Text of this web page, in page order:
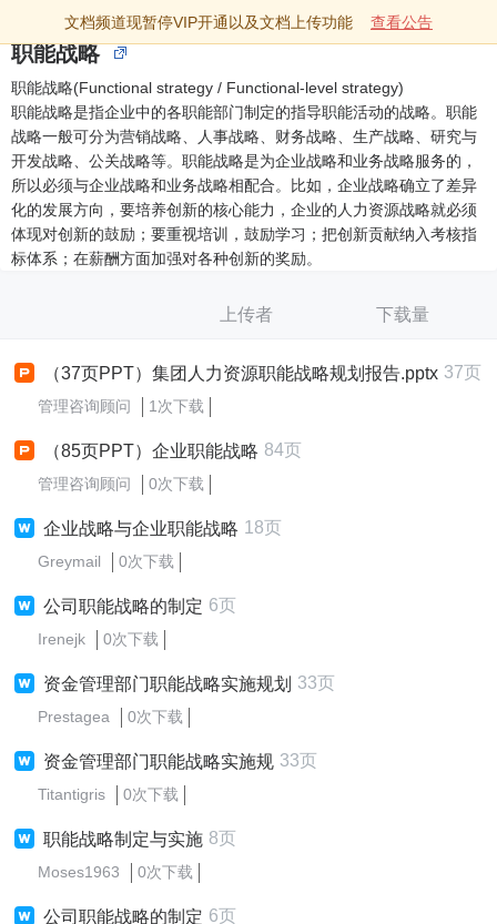
文档频道现暂停VIP开通以及文档上传功能 查看公告
职能战略
职能战略(Functional strategy / Functional-level strategy)
职能战略是指企业中的各职能部门制定的指导职能活动的战略。职能
战略一般可分为营销战略、人事战略、财务战略、生产战略、研究与
开发战略、公关战略等。职能战略是为企业战略和业务战略服务的，
所以必须与企业战略和业务战略相配合。比如，企业战略确立了差异
化的发展方向，要培养创新的核心能力，企业的人力资源战略就必须
体现对创新的鼓励；要重视培训，鼓励学习；把创新贡献纳入考核指
标体系；在薪酬方面加强对各种创新的奖励。
上传者 下载量
（37页PPT）集团人力资源职能战略规划报告.pptx 37页
管理咨询顾问 1次下载
（85页PPT）企业职能战略 84页
管理咨询顾问 0次下载
企业战略与企业职能战略 18页
Greymail 0次下载
公司职能战略的制定 6页
Irenejk 0次下载
资金管理部门职能战略实施规划 33页
Prestagea 0次下载
资金管理部门职能战略实施规 33页
Titantigris 0次下载
职能战略制定与实施 8页
Moses1963 0次下载
公司职能战略的制定 6页